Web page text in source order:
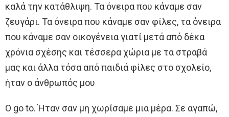
καλά την κατάθλιψη. Τα όνειρα που κάναμε σαν
ζευγάρι. Τα όνειρα που κάναμε σαν φίλες, τα όνειρα
που κάναμε σαν οικογένεια γιατί μετά από δέκα
χρόνια σχέσης και τέσσερα χώρια με τα στραβά
μας και άλλα τόσα από παιδιά φίλες στο σχολείο,
ήταν ο άνθρωπός μου
O go to. Ήταν σαν μη χωρίσαμε μια μέρα. Σε αγαπώ,